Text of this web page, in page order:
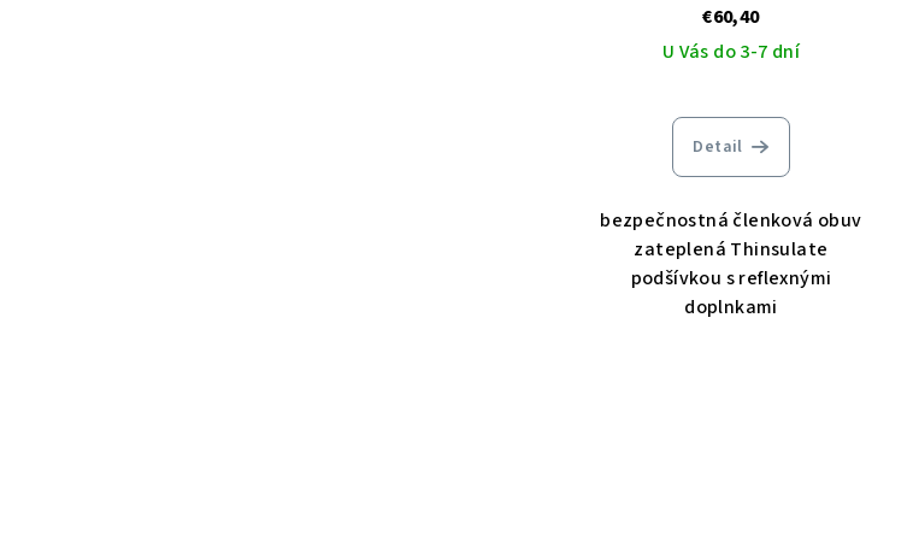
€60,40
U Vás do 3-7 dní
Detail
bezpečnostná členková obuv
zateplená Thinsulate
podšívkou s reflexnými
doplnkami